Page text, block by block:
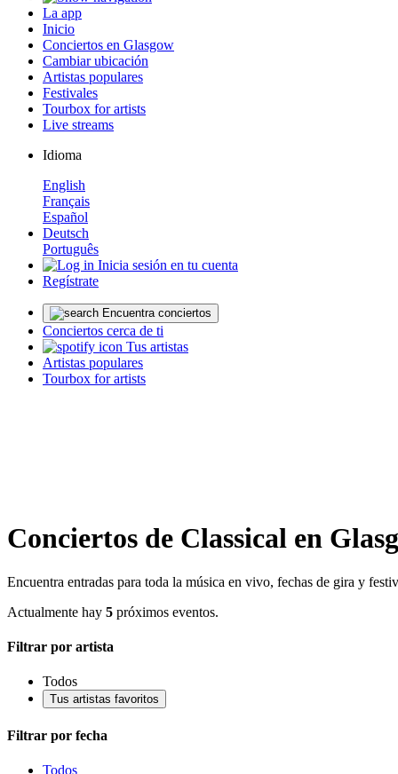
La app
Inicio
Conciertos en Glasgow
Cambiar ubicación
Artistas populares
Festivales
Tourbox for artists
Live streams
Idioma
English
Français
Español
Deutsch
Português
Inicia sesión en tu cuenta
Regístrate
Encuentra conciertos
Conciertos cerca de ti
Tus artistas
Artistas populares
Tourbox for artists
Conciertos de Classical en
Encuentra entradas para toda la música en vivo, fechas de gira y
Actualmente hay 5 próximos eventos.
Filtrar por artista
Todos
Tus artistas favoritos
Filtrar por fecha
Todos